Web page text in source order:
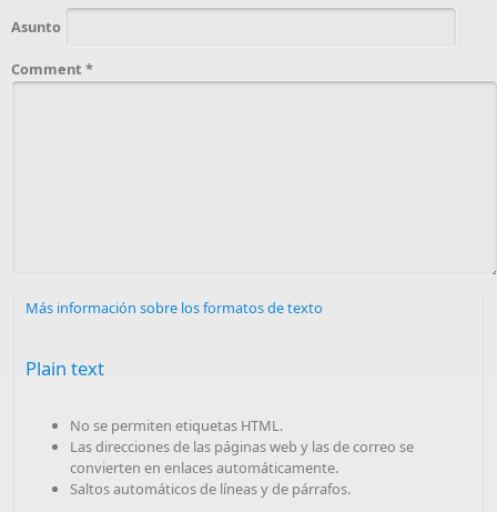
Asunto
Comment *
Más información sobre los formatos de texto
Plain text
No se permiten etiquetas HTML.
Las direcciones de las páginas web y las de correo se
convierten en enlaces automáticamente.
Saltos automáticos de líneas y de párrafos.